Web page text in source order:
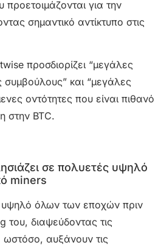
για την
σημαντικό αντίκτυπο στις
προσδιορίζει “μεγάλες
συμβούλους” και “μεγάλες
οντότητες που είναι πιθανό
στην BTC.
σε πολυετές υψηλό
miners
υψηλό όλων των εποχών πριν
διαψεύδοντας τις
ωστόσο, αυξάνουν τις